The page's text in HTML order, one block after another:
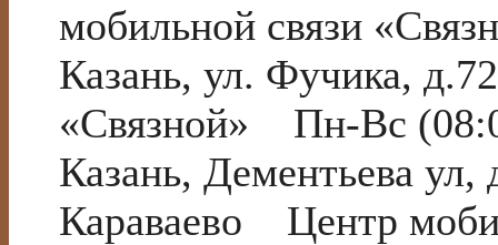
мобильной связи
Казань, ул. Фучика,
«Связной» Пн-Вс
Казань, Дементьева
Караваево Центр